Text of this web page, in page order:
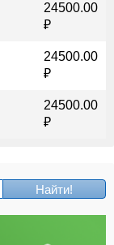
24500.00
₽
24500.00
₽
24500.00
₽
Найти!